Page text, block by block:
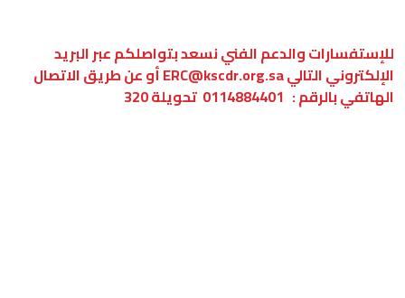
للإستفسارات والدعم الفني نسعد بتواصلكم عبر البريد
الإلكتروني التالي ERC@kscdr.org.sa أو عن طريق الاتصال
الهاتفي بالرقم : 0114884401 تحويلة 320